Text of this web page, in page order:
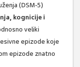
(DSM-5)
kognicije i
veliki
epizode koje
epizode znatno